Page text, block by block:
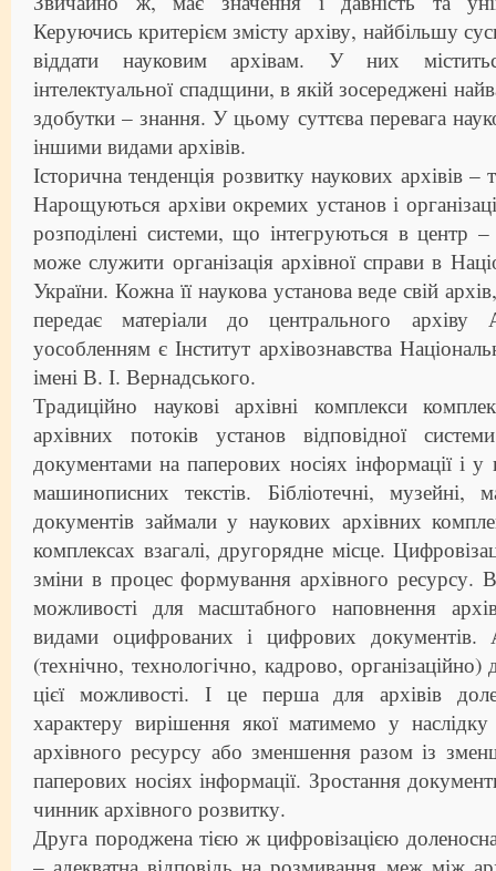
Керуючись критерієм змісту архіву, найбільшу
віддати науковим архівам. У них
інтелектуальної спадщини, в якій зосереджені
здобутки – знання. У цьому суттєва перевага
іншими видами архівів.
Історична тенденція розвитку наукових архівів –
Нарощуються архіви окремих установ і
розподілені системи, що інтегруються в центр
може служити організація архівної справи в
України. Кожна її наукова установа веде свій
передає матеріали до центрального архіву
уособленням є Інститут архівознавства
імені В. І. Вернадського.
Традиційно наукові архівні комплекси
архівних потоків установ відповідної
документами на паперових носіях інформації і у
машинописних текстів. Бібліотечні, музейні,
документів займали у наукових архівних
комплексах взагалі, другорядне місце.
зміни в процес формування архівного ресурсу.
можливості для масштабного наповнення
видами оцифрованих і цифрових документів.
(технічно, технологічно, кадрово, організаційно)
цієї можливості. І це перша для архівів
характеру вирішення якої матимемо у
архівного ресурсу або зменшення разом із
паперових носіях інформації. Зростання
чинник архівного розвитку.
Друга породжена тією ж цифровізацією